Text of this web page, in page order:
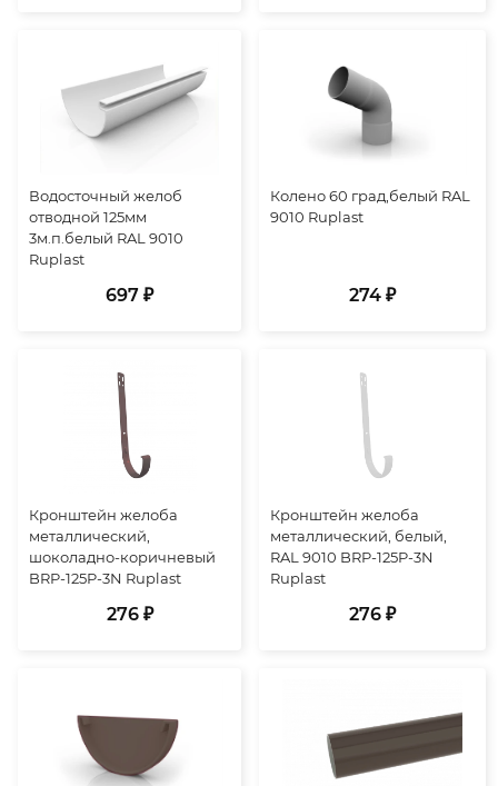
Водосточный желоб
отводной 125мм
3м.п.белый RAL 9010
Ruplast
697 ₽
Колено 60 град,белый RAL
9010 Ruplast
274 ₽
Кронштейн желоба
металлический,
шоколадно-коричневый
BRP-125P-3N Ruplast
276 ₽
Кронштейн желоба
металлический, белый,
RAL 9010 BRP-125P-3N
Ruplast
276 ₽